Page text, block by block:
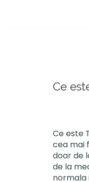
Ce
Ce este
cea mai
doar de
de la
normala